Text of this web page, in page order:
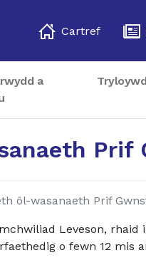
Cartref
a
Prif
ôl-wasanaeth Prif
Leveson, rhaid
o fewn 12 mis